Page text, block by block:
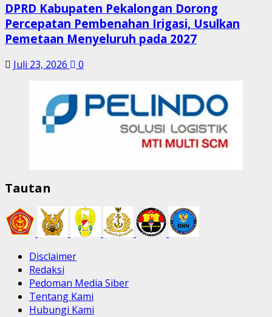
DPRD Kabupaten Pekalongan Dorong
Percepatan Pembenahan Irigasi, Usulkan
Pemetaan Menyeluruh pada 2027
Juli 23, 2026 0
Tautan
Disclaimer
Redaksi
Pedoman Media Siber
Tentang Kami
Hubungi Kami